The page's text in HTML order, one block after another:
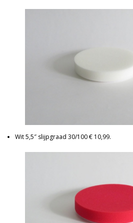
Wit 5,5″ slijpgraad 30/100 € 10,99.